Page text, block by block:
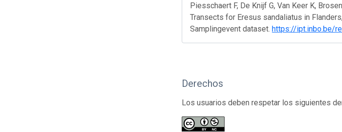
Piesschaert F, De Knijf G, Van Keer K,
Transects for Eresus sandaliatus in
Samplingevent dataset. https://ipt.inbo.be/
Derechos
Los usuarios deben respetar los siguientes